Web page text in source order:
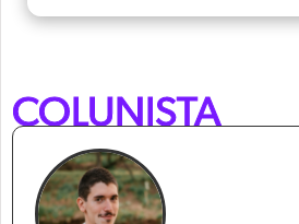
COLUNISTA